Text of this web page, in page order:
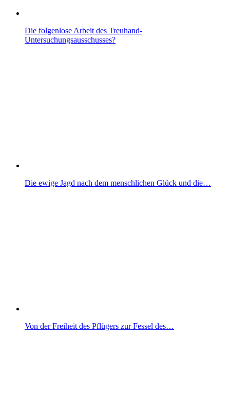
Die folgenlose Arbeit des Treuhand-
Untersuchungsausschusses?
Die ewige Jagd nach dem menschlichen Glück und die…
Von der Freiheit des Pflügers zur Fessel des…